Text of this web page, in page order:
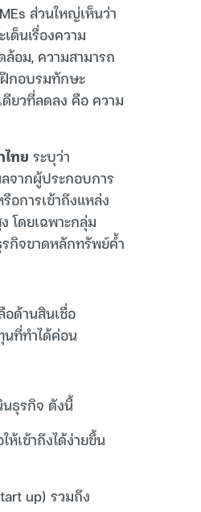
ส่วนใหญ่เห็นว่า
ด็นเรื่องความ
ล้อม, ความสามารถ
กอบรมทักษะ
ยวที่ลดลง คือ ความ
ทย ระบุว่า
จากผู้ประกอบการ
อการเข้าถึงแหล่ง
โดยเฉพาะกลุ่ม
รกิจขาดหลักทรัพย์ค้ำ
อด้านสินเชื่อ
นที่ทำได้ค่อน
นธุรกิจ ดังนี้
เข้าถึงได้ง่ายขึ้น
up) รวมถึง